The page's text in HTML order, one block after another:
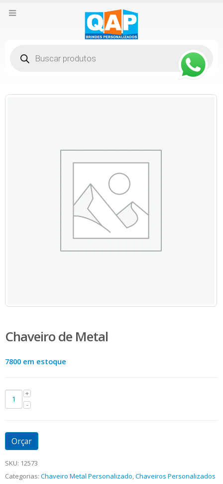
produtos
Chaveiro de Metal
7800 em estoque
Orçar
SKU: 12573
Categorias: Chaveiro Metal Personalizado,Chaveiros Personalizados